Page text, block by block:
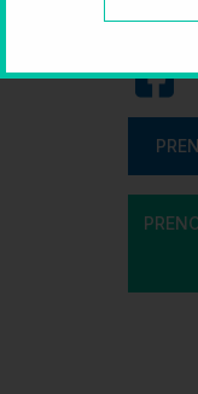
Visita